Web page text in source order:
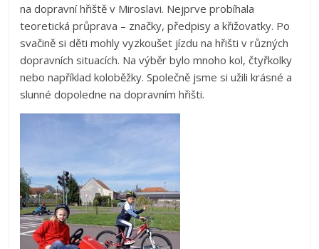
na dopravní hřiště v Miroslavi. Nejprve probíhala
teoretická průprava – značky, předpisy a křižovatky. Po
svačině si děti mohly vyzkoušet jízdu na hřišti v různých
dopravních situacích. Na výběr bylo mnoho kol, čtyřkolky
nebo například koloběžky. Společně jsme si užili krásné a
slunné dopoledne na dopravním hřišti.